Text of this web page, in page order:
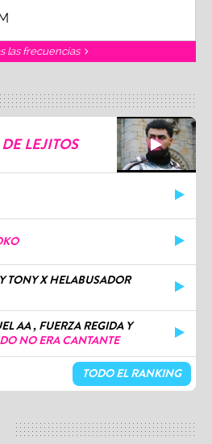
las frecuencias
DE LEJITOS
TONY X HELABUSADOR
AA , FUERZA REGIDA Y
NO ERA CANTANTE
TODO EL RANKING